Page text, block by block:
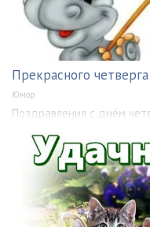
Прекрасного четверга
Юмор
Поздравления с днём